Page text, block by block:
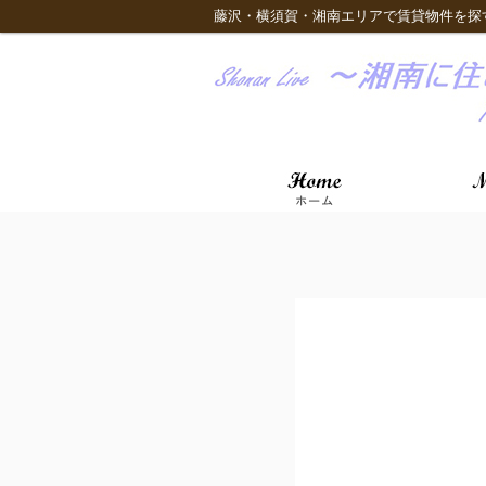
藤沢・横須賀・湘南エリアで賃貸物件を